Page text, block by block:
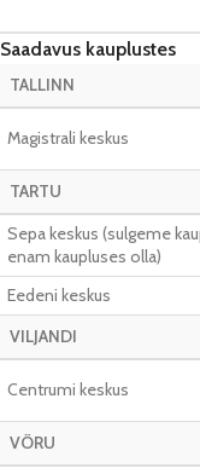
Saadavus kauplustes
TALLINN
Magistrali keskus
TARTU
Sepa keskus (sulgeme
enam kaupluses olla)
Eedeni keskus
VILJANDI
Centrumi keskus
VÕRU